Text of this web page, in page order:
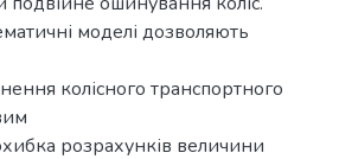
моделі дозволяють
колісного транспортного
розрахунків величини